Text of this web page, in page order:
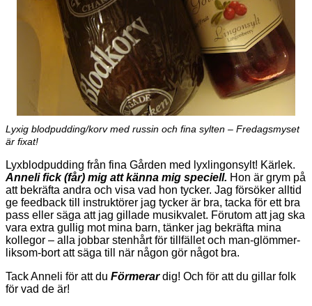
Lyxig blodpudding/korv med russin och fina sylten – Fredagsmyset
är fixat!
Lyxblodpudding från fina Gården med lyxlingonsylt! Kärlek.
Anneli fick (får) mig att känna mig speciell. Hon är grym på
att bekräfta andra och visa vad hon tycker. Jag försöker alltid
ge feedback till instruktörer jag tycker är bra, tacka för ett bra
pass eller säga att jag gillade musikvalet. Förutom att jag ska
vara extra gullig mot mina barn, tänker jag bekräfta mina
kollegor – alla jobbar stenhårt för tillfället och man-glömmer-
liksom-bort att säga till när någon gör något bra.
Tack Anneli för att du Förmerardig! Och för att du gillar folk
för vad de är!